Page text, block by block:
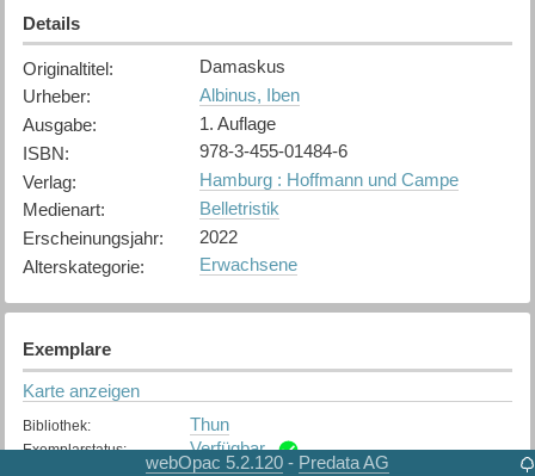
Details
Originaltitel:
Damaskus
Urheber:
Albinus, Iben
Ausgabe:
1. Auflage
ISBN:
978-3-455-01484-6
Verlag:
Hamburg : Hoffmann und Campe
Medienart:
Belletristik
Erscheinungsjahr:
2022
Alterskategorie: Erwachsene
Exemplare
Karte anzeigen
Bibliothek: Thun
Exemplarstatus: Verfügbar
webOpac 5.2.120 - Predata AG